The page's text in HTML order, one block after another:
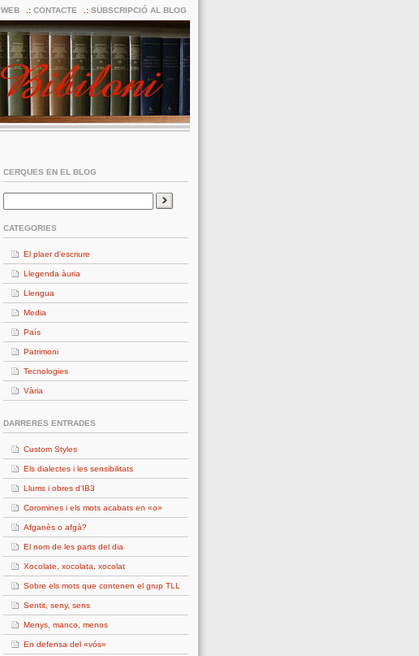
SUBSCRIPCIÓ AL BLOG
CONTACTE
WEB
CERQUES EN EL BLOG
CATEGORIES
El plaer d'escriure
Llegenda àuria
Llengua
Media
País
Patrimoni
Tecnologies
Vària
DARRERES ENTRADES
Custom Styles
Els dialectes i les sensibilitats
Llums i obres d'IB3
Coromines i els mots acabats en «o»
Afganès o afgà?
El nom de les parts del dia
Xocolate, xocolata, xocolat
Sobre els mots que contenen el grup TLL
Sentit, seny, sens
Menys, manco, menos
En defensa del «vós»